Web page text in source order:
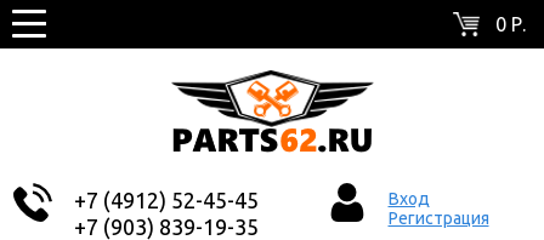
0 Р.
+7 (4912) 52-45-45
+7 (903) 839-19-35
Вход
Регистрация